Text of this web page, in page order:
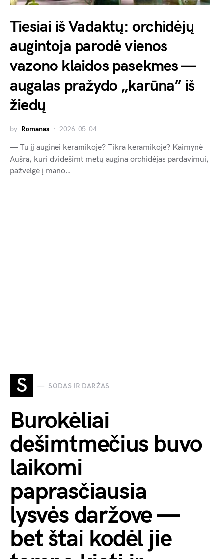
Tiesiai iš Vadaktų: orchidėjų
augintoja parodė vienos
vazono klaidos pasekmes —
augalas pražydo „karūna” iš
žiedų
by Romanas 2026-05-04
— Tu jį auginei keramikoje? Tikra keramikoje? Kaimynė
Aušra, kuri dvidešimt metų augina orchidėjas pardavimui,
pažvelgė į mano…
S SODAS IR DARŽAS
Burokėliai
dešimtmečius buvo
laikomi
paprasčiausia
lysvės daržove —
bet štai kodėl jie